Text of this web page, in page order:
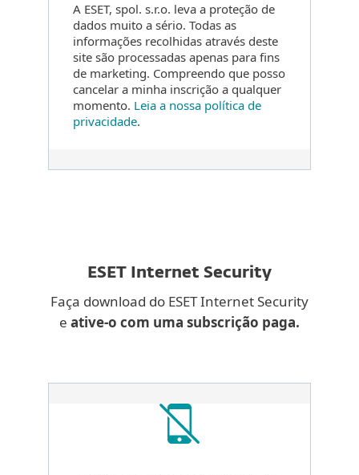
A ESET, spol. s.r.o. leva a proteção de
dados muito a sério. Todas as
informações recolhidas através deste
site são processadas apenas para fins
de marketing. Compreendo que posso
cancelar a minha inscrição a qualquer
momento. Leia a nossa política de
privacidade.
ESET Internet Security
Faça download do ESET Internet Security
e ative-o com uma subscrição paga.